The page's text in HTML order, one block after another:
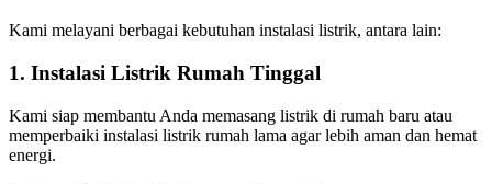
Kami melayani berbagai kebutuhan instalasi listrik, antara lain:
1. Instalasi Listrik Rumah Tinggal
Kami siap membantu Anda memasang listrik di rumah baru atau
memperbaiki instalasi listrik rumah lama agar lebih aman dan hemat
energi.